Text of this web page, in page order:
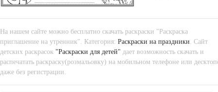
На нашем сайте можно бесплатно скачать раскраски "Раскраска
приглашение на утренник". Категория: Раскраски на праздники. Сайт
детских раскрасок "Раскраски для детей" дает возможность скачать и
распечатать раскраску(розмальовку) на мобильном телефоне или
даже без регистрации.